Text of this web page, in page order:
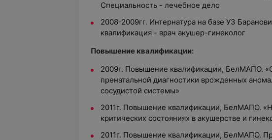
Специальность - лечебное дело
2008-2009гг. Интернатура на базе УЗ
квалификация - врач акушер-гинеколог
Повышение квалификации:
2009г. Повышение квалификации, БелМАПО.
пренатальной диагностики врожденных
сосудистой системы»
2011г. Повышение квалификации, БелМАПО.
критических состояниях в акушерстве и
2011г. Повышение квалификации, БелМАПО.